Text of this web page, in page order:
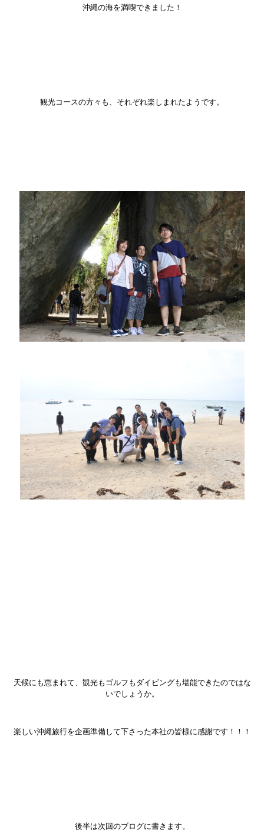
沖縄の海を満喫できました！
観光コースの方々も、それぞれ楽しまれたようです。
天候にも恵まれて、観光もゴルフもダイビングも堪能できたのではな
いでしょうか。
楽しい沖縄旅行を企画準備して下さった本社の皆様に感謝です！！！
後半は次回のブログに書きます。